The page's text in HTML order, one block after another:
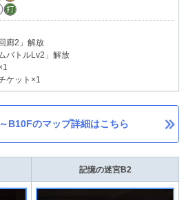
廊2」解放
バトルLv2」解放
ケット×1
B10Fのマップ詳細はこちら
記憶の迷宮B2